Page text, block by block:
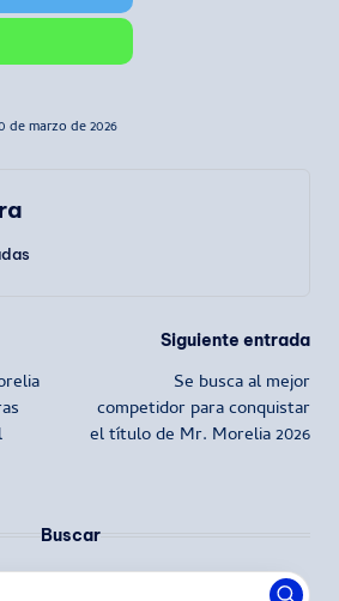
de marzo de 2026
Siguiente entrada
Se busca al mejor
competidor para conquistar
el título de Mr. Morelia 2026
Buscar